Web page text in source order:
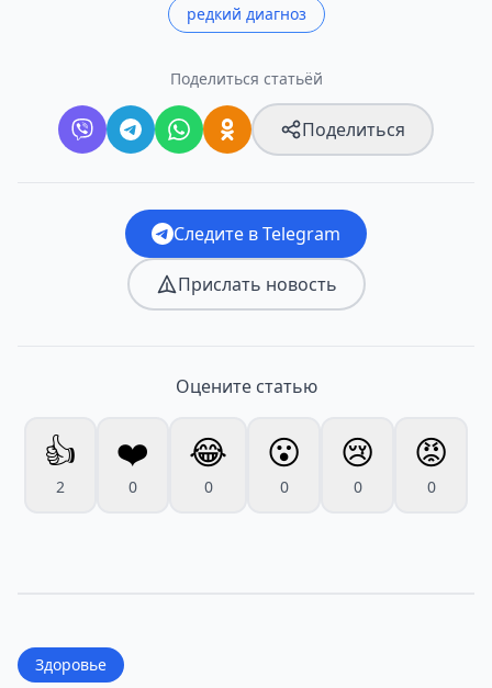
редкий диагноз
Поделиться статьёй
Поделиться
Следите в Telegram
Прислать новость
Оцените статью
👍
2
❤️
0
😂
0
😮
0
😢
0
😡
0
Здоровье